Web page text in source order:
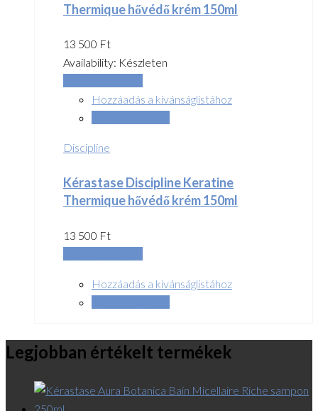
Thermique hővédő krém 150ml
13 500 Ft
Availability: Készleten
Hozzáadás a kívánságlistához
Discipline
Kérastase Discipline Keratine
Thermique hővédő krém 150ml
13 500 Ft
Hozzáadás a kívánságlistához
Legjobban értékelt termékek